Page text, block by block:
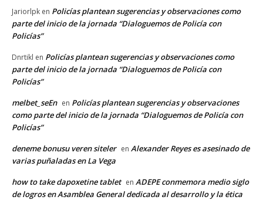
Jariorlpk en Policías plantean sugerencias y observaciones como
parte del inicio de la jornada “Dialoguemos de Policía con
Policías”
Dnrtikl en Policías plantean sugerencias y observaciones como
parte del inicio de la jornada “Dialoguemos de Policía con
Policías”
melbet_seEn en Policías plantean sugerencias y observaciones
como parte del inicio de la jornada “Dialoguemos de Policía con
Policías”
deneme bonusu veren siteler en Alexander Reyes es asesinado de
varias puñaladas en La Vega
how to take dapoxetine tablet en ADEPE conmemora medio siglo
de logros en Asamblea General dedicada al desarrollo y la ética